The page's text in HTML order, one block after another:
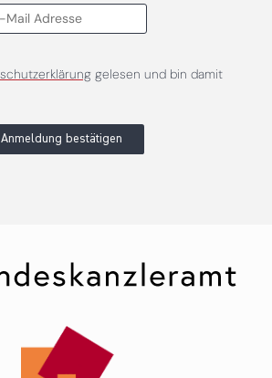
gelesen und bin damit
Anmeldung bestätigen